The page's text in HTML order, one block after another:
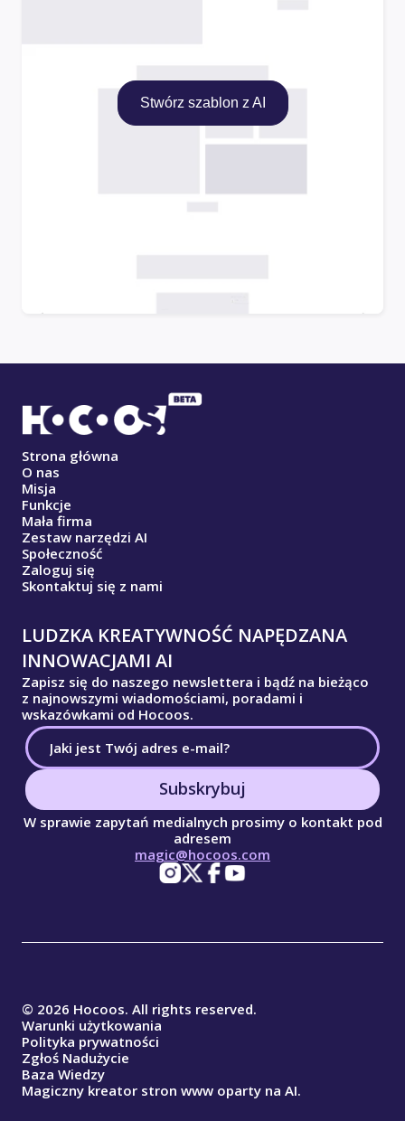
Stwórz szablon z AI
Strona główna
O nas
Misja
Funkcje
Mała firma
Zestaw narzędzi AI
Społeczność
Zaloguj się
Skontaktuj się z nami
LUDZKA KREATYWNOŚĆ NAPĘDZANA
INNOWACJAMI AI
Zapisz się do naszego newslettera i bądź na bieżąco
z najnowszymi wiadomościami, poradami i
wskazówkami od Hocoos.
Subskrybuj
W sprawie zapytań medialnych prosimy o kontakt pod
adresem
magic@hocoos.com
© 2026 Hocoos. All rights reserved.
Warunki użytkowania
Polityka prywatności
Zgłoś Nadużycie
Baza Wiedzy
Magiczny kreator stron www oparty na AI.